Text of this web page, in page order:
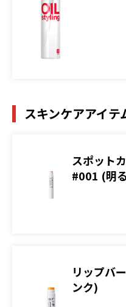
スキンケアアイテ
スポット
#001 (明
リップバ
ンク)